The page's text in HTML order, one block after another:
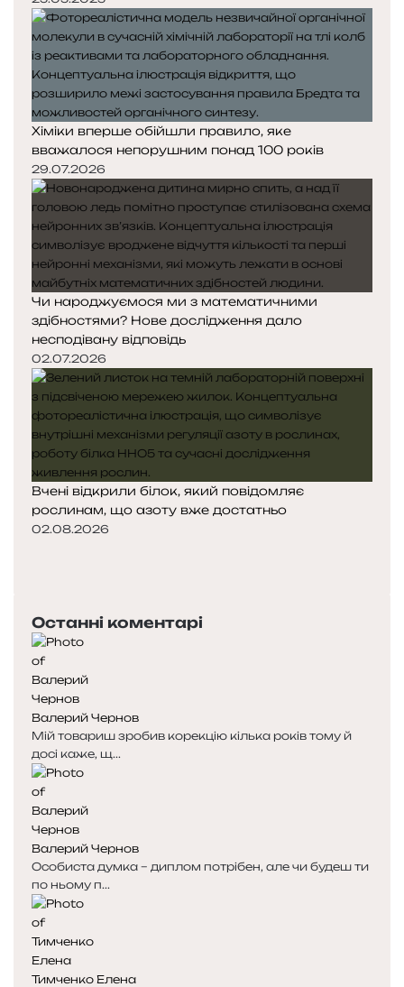
Хіміки вперше обійшли правило, яке
вважалося непорушним понад 100 років
29.07.2026
Чи народжуємося ми з математичними
здібностями? Нове дослідження дало
несподівану відповідь
02.07.2026
Вчені відкрили білок, який повідомляє
рослинам, що азоту вже достатньо
02.08.2026
р
е
д
н
я
с
т
о
р
і
н
к
а
т
у
п
н
а
с
т
о
р
і
н
к
а
Останні коментарі
Валерий Чернов
Мій товариш зробив корекцію кілька років тому й
досі каже, щ...
Валерий Чернов
Особиста думка – диплом потрібен, але чи будеш ти
по ньому п...
Тимченко Елена